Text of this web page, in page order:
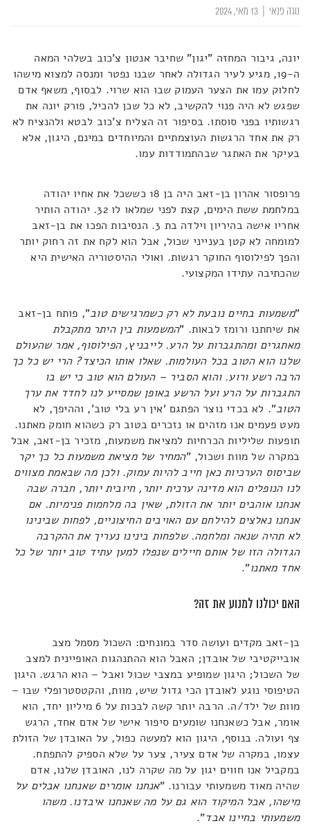
נוגה פנאי
יונה, גיבור המחזה "יגון" שחיבר אנטון צ'כוב בשלהי המאה
ה-19, מגיע לעיר הגדולה לאחר שבנו נפטר ומנסה למצוא מישהו
לחלוק עמו את הצער העמוק שבו הוא שרוי. לבסוף, משאף אדם
שפגש לא היה פנוי להקשיב, לא כל שכן להכיל, פורק יונה את
רגשותיו בפני סוסתו. בסיפור זה הצליח צ'כוב לבטא ולהנציח לא
רק את אחד הרגשות העוצמתיים והמיוחדים במינם, היגון, אלא
בעיקר את האתגר שבהתמודדות עמו.
פרופסור אהרון בן-זאב היה בן 18 כששכל את אחיו יהודה
במלחמת ששת הימים, קצת לפני שמלאו לו 32. יהודה הותיר
אחריו אישה בהיריון וילדה בת 3. הנסיבות הפכו את בן-זאב
למומחה לא קטן בענייני שכול, אבל הוא לקח את זה רחוק יותר
והפך לפילוסוף החוקר רגשות. ואולי ההיסטוריה האישית היא
שהכתיבה עתידו המקצועי.
"משמעות בחיים נובעת לא רק כשמרגישים טוב", פותח בן-זאב
את שיחתנו ורומז לבאות. "המשמעות בין היתר מתקבלת
מאתגרים ומהתגברות על הרע. לייבניץ, הפילוסוף, אמר שהעולם
שלנו הוא הטוב בכל העולמות. שאלו אותו הכיצד? הרי יש כל כך
הרבה רשע ורוע. והוא הסביר – העולם הוא טוב כי יש בו
התגברות על הרע ועל הרשע באופן שמסייע לנו לחדד את ערך
הטוב". לא בכדי נוצר הפתגם 'אין רע בלי טוב', וההיפך, לא
מעט פעמים אנו מזהים או נזכרים בטוב רק כשהוא חומק מאתנו.
תופעות שליליות הכרחיות למציאת משמעות, מזכיר בן-זאב, אבל
במקרה של מוות ושכול, "המחיר של מציאת משמעות כל כך יקר
שביסוס הערכיות כאן חייב להיות עמוק. ולכן מה שבאמת מצווים
לנו הנופלים הוא מדינה ערכית יותר, חיובית יותר, חברה שבה
אנחנו אוהבים יותר את הזולת, שאין בה מלחמות פנימיות. אם
אנחנו נאלצים להילחם עם האויבים החיצוניים, לפחות שבינינו
לא תהיה שנאה ומלחמה. שלפחות בינינו נעריך את ההקרבה
הגדולה הזו של אותם חיילים שנפלו למען עתיד טוב יותר של כל
אחד מאתנו".
האם יכולנו למנוע את זה?
בן-זאב מקדים ועושה סדר במונחים: השכול מסמל מצב
אובייקטיבי של אובדן; האבל הוא ההתנהגות האופיינית למצב
של השכול; היגון שמופיע במצבי שכול ואבל – הוא הרגש. היגון
הטיפוסי נוגע לאובדן הכי גדול שיש, מוות, והקטסטרופלי שבו –
מוות של ילד/ה. הרבה יותר קשה לבכות על 6 מיליון יחד, הוא
אומר, אבל כשאנחנו שומעים סיפור אישי של אדם אחד, הרגש
צף ועולה. בנוסף, היגון הוא למעשה כפול, על האובדן של הזולת
עצמו, במקרה של אדם צעיר, צער על שלא הספיק להתפתח.
במקביל אנו חווים יגון על מה שקרה לנו, האובדן שלנו, אדם
שהיה מאוד משמעותי עבורנו. "אנחנו אומרים שאנחנו אבלים על
מישהו, אבל המיקוד הוא גם על מה שאנחנו איבדנו. משהו
משמעותי בחיינו אבד".